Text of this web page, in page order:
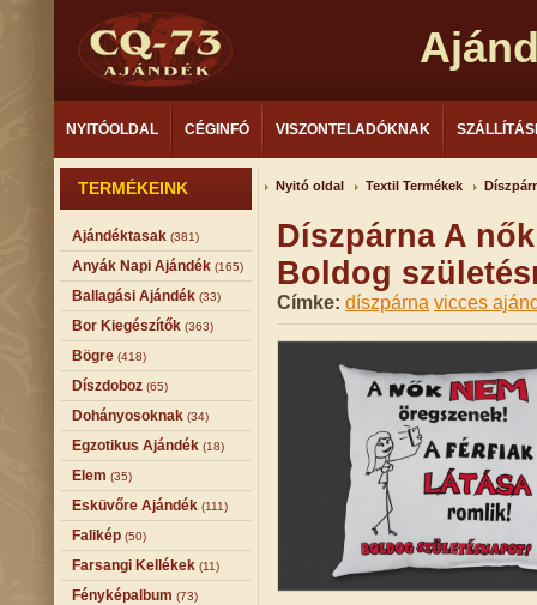
NYITÓOLDAL CÉGINFÓ VISZONTELADÓKNAK
TERMÉKEINK
Ajándéktasak (381)
Anyák Napi Ajándék (165)
Ballagási Ajándék (33)
Bor Kiegészítők (363)
Bögre (418)
Díszdoboz (65)
Dohányosoknak (34)
Egzotikus Ajándék (18)
Elem (35)
Esküvőre Ajándék (111)
Falikép (50)
Farsangi Kellékek (11)
Fényképalbum (73)
Nyitó oldal Textil Termékek
Díszpárna A
Boldog
Címke: díszpárna vicces